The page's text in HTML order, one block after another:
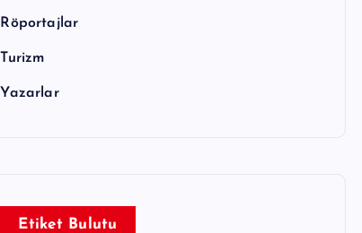
Röportajlar
Turizm
Yazarlar
Etiket Bulutu